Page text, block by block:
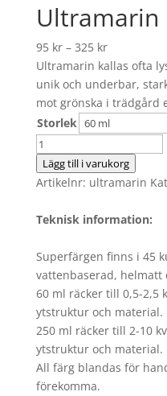
Ultramarin
95 kr– 325 kr
Ultramarin kallas ofta
unik och underbar,
mot grönska i trädgård
Storlek
Ultramarin
mängd
Lägg till i varukorg
Artikelnr: ultramarin
Teknisk information:
Superfärgen finns i 45
vattenbaserad, helmatt
60 ml räcker till 0,5-2,5
ytstruktur och material.
250 ml räcker till 2-10
ytstruktur och material.
All färg blandas för
förekomma.